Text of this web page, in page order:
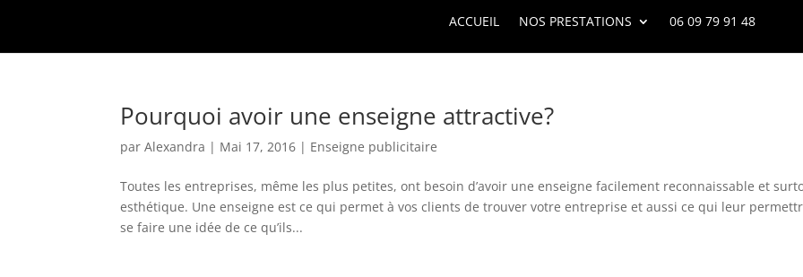
ACCUEIL NOS PRESTATIONS 06 09 79 91 48
Pourquoi avoir une enseigne attractive?
parAlexandra | Mai 17, 2016 | Enseigne publicitaire
Toutes les entreprises, même les plus petites, ont besoin d’avoir une enseigne facilement reconnaissable et
esthétique. Une enseigne est ce qui permet à vos clients de trouver votre entreprise et aussi ce qui leur
se faire une idée de ce qu’ils...